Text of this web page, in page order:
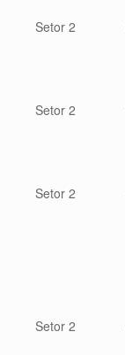
Setor 2
Setor 2
Setor 2
Setor 2